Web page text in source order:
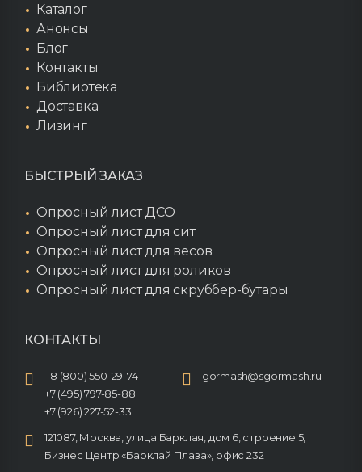
Каталог
Анонсы
Блог
Контакты
Библиотека
Доставка
Лизинг
БЫСТРЫЙ ЗАКАЗ
Опросный лист ДСО
Опросный лист для сит
Опросный лист для весов
Опросный лист для роликов
Опросный лист для скруббер-бутары
КОНТАКТЫ
8 (800) 550-29-74
+7 (495) 797-85-88
+7 (926) 227-52-33
gormash@sgormash.ru
121087, Москва, улица Барклая, дом 6, строение 5,
Бизнес Центр «Барклай Плаза», офис 232